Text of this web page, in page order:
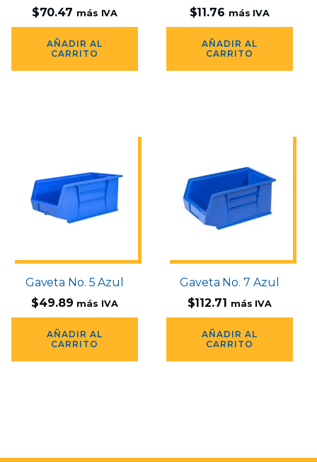
$70.47 más IVA
AÑADIR AL
CARRITO
$11.76 más IVA
AÑADIR AL
CARRITO
Gaveta No. 5 Azul
$49.89 más IVA
AÑADIR AL
CARRITO
Gaveta No. 7 Azul
$112.71 más IVA
AÑADIR AL
CARRITO